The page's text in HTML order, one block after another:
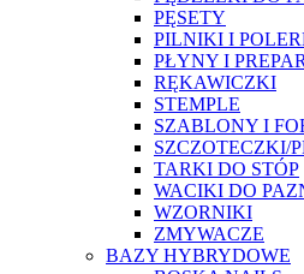
PĘSETY
PILNIKI I
PŁYNY I
RĘKAWICZKI
STEMPLE
SZABLONY I
SZCZOTECZKI/
TARKI DO STÓP
WACIKI DO
WZORNIKI
ZMYWACZE
BAZY HYBRYDOWE